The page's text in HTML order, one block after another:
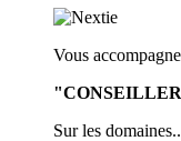
Vous
Sur les